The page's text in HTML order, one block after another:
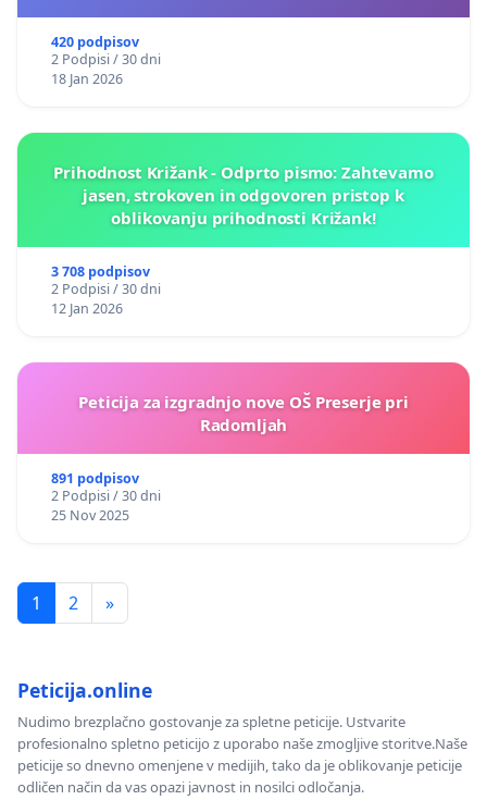
420 podpisov
2 Podpisi / 30 dni
18 Jan 2026
Prihodnost Križank - Odprto pismo: Zahtevamo
jasen, strokoven in odgovoren pristop k
oblikovanju prihodnosti Križank!
3 708 podpisov
2 Podpisi / 30 dni
12 Jan 2026
Peticija za izgradnjo nove OŠ Preserje pri
Radomljah
891 podpisov
2 Podpisi / 30 dni
25 Nov 2025
1 2 »
Peticija.online
Nudimo brezplačno gostovanje za spletne peticije. Ustvarite
profesionalno spletno peticijo z uporabo naše zmogljive storitve.Naše
peticije so dnevno omenjene v medijih, tako da je oblikovanje peticije
odličen način da vas opazi javnost in nosilci odločanja.